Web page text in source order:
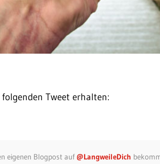
Tweet erhalten:
eigenen Blogpost auf @LangweileDich